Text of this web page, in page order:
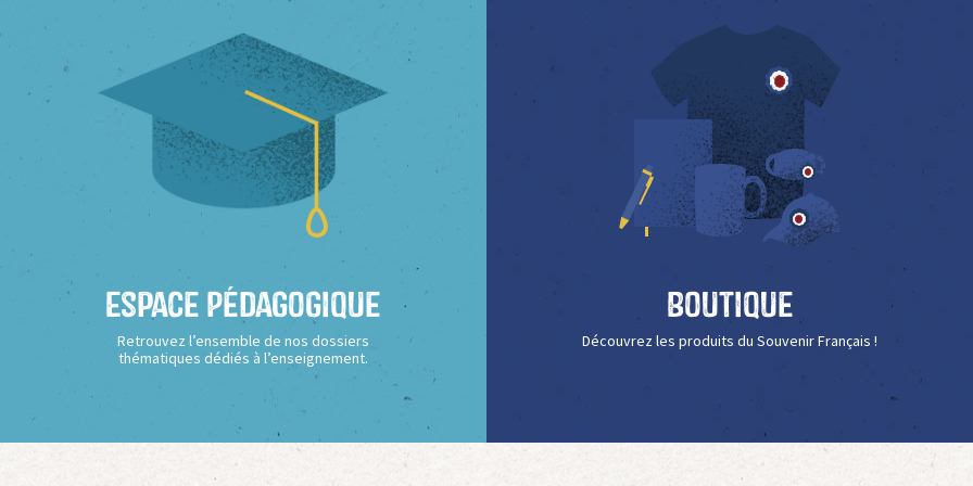
Espace Pédagogique
Retrouvez l’ensemble de nos dossiers
thématiques dédiés à l’enseignement.
Boutique
Découvrez les produits du Souvenir Français !